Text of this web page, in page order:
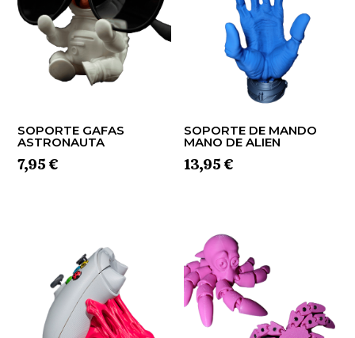
SOPORTE GAFAS
ASTRONAUTA
7,95 €
SOPORTE DE MANDO
MANO DE ALIEN
13,95 €